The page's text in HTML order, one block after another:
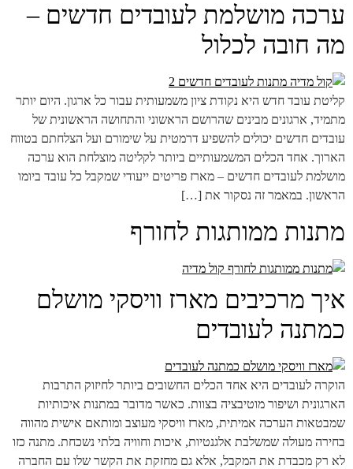
ערכה מושלמת לעובדים חדשים –
מה חובה לכלול
קליטת עובד חדש היא נקודת ציון משמעותית עבור כל ארגון. היום יותר
מתמיד, ארגונים מבינים שהרושם הראשוני והתחושה הראשונית של
עובדים חדשים יכולים להשפיע דרמטית על שימורם ועל הצלחתם בטווח
הארוך. אחד הכלים המשמעותיים ביותר לקליטה מוצלחת הוא ערכה
מושלמת לעובדים חדשים – מארז פריטים ייעודי שמקבל כל עובד ביומו
הראשון. במאמר זה נסקור את […]
מתנות ממותגות לחורף
איך מרכיבים מארז וויסקי מושלם
כמתנה לעובדים
הוקרה לעובדים היא אחד הכלים החשובים ביותר לחיזוק התרבות
הארגונית ושיפור מוטיבציה בצוות. כאשר מדובר במתנות איכותיות
שמבטאות הערכה אמיתית, מארז וויסקי מעוצב ומותאם אישית מהווה
בחירה מעולה שמשלבת אלגנטיות, איכות וחוויה בלתי נשכחת. מתנה כזו
לא רק מכבדת את המקבל, אלא גם מחזקת את הקשר שלו עם החברה